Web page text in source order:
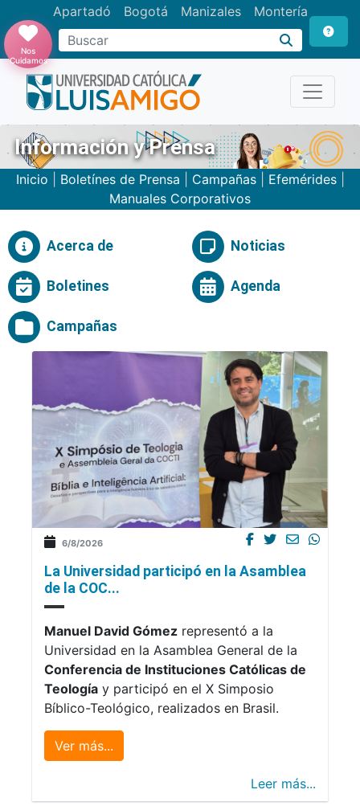
Apartadó Bogotá Manizales Montería
Buscar
Nos
Cuidamos
Información y Prensa
Inicio Boletínes de Prensa Campañas Efemérides
Manuales Corporativos
Acerca de Noticias
Boletines Agenda
Campañas
6/8/2026
La Universidad participó en la Asamblea
de la COC...
Manuel David Gómez representó a la
Universidad en la Asamblea General de la
Conferencia de Instituciones Católicas de
Teología y participó en el X Simposio
Bíblico-Teológico, realizados en Brasil.
Ver más...
Leer más...